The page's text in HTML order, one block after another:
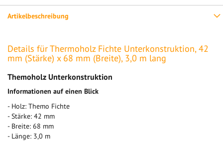
Artikelbeschreibung
Details für Thermoholz Fichte Unterkonstruktion, 42
mm (Stärke) x 68 mm (Breite), 3,0 m lang
Themoholz Unterkonstruktion
Informationen auf einen Blick
- Holz: Themo Fichte
- Stärke: 42 mm
- Breite: 68 mm
- Länge: 3,0 m